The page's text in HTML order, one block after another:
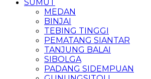
SUMUT
MEDAN
BINJAI
TEBING TINGGI
PEMATANG SIANTAR
TANJUNG BALAI
SIBOLGA
PADANG SIDEMPUAN